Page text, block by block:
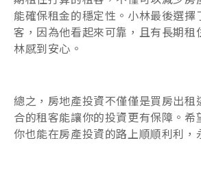
能確保租金的穩定性。小林最後選擇
客，因為他看起來可靠，且有長期租
林感到安心。
總之，房地產投資不僅僅是買房出租
合的租客能讓你的投資更有保障。希
你也能在房產投資的路上順順利利，